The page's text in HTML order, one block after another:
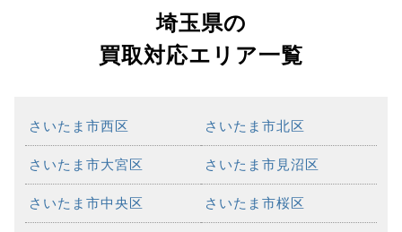
埼玉県の
買取対応エリア一覧
さいたま市西区 さいたま市北区
さいたま市大宮区 さいたま市見沼区
さいたま市中央区 さいたま市桜区